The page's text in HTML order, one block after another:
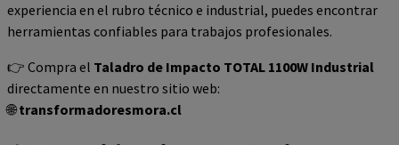
experiencia en el rubro técnico e industrial, puedes encontrar
herramientas confiables para trabajos profesionales.
👉 Compra el Taladro de Impacto TOTAL 1100W Industrial
directamente en nuestro sitio web:
🌐transformadoresmora.cl